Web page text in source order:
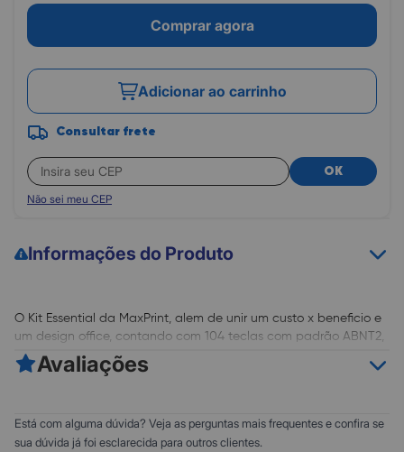
Comprar agora
Adicionar ao carrinho
Consultar frete
OK
Não sei meu CEP
Informações do Produto
O Kit Essential da MaxPrint, alem de unir um custo x beneficio e
um design office, contando com 104 teclas com padrão ABNT2,
mouse com 1000DPI, faz a junção perfeita de ferramentas que
otimizem seu dia a dia no trabalho ou em casa de forma fácil e
Teclado com 104 teclas;
Teclado com padrão ABNT2.
Avaliações
5
4
Está com alguma dúvida? Veja as perguntas mais frequentes e confira se
sua dúvida já foi esclarecida para outros clientes.